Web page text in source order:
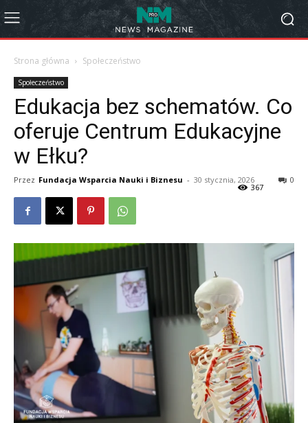
Strona główna Społeczeństwo
Społeczeństwo
Edukacja bez schematów. Co
oferuje Centrum Edukacyjne
w Ełku?
Przez Fundacja Wsparcia Nauki i Biznesu - 30 stycznia, 2026 0
367